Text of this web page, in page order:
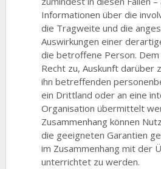
Informationen über die
die Tragweite und die
Auswirkungen einer
die betroffene Person.
Recht zu, Auskunft darüber
ihn betreffenden
ein Drittland oder an eine
Organisation übermittelt
Zusammenhang können
die geeigneten Garantien
im Zusammenhang mit der
unterrichtet zu werden.